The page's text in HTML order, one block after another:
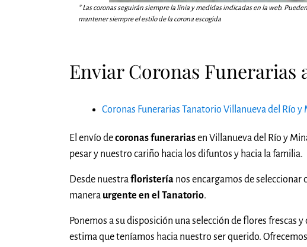
* Las coronas seguirán siempre la línia y medidas indicadas en la web.
mantener siempre el estilo de la corona escogida
Enviar Coronas Funerarias
Coronas Funerarias Tanatorio Villanueva del Río y
El envío decoronas funerariasen Villanueva del Río y
pesar y nuestro cariño hacia los difuntos y hacia la familia.
Desde nuestrafloristería nos encargamos de
manera urgente en el Tanatorio.
Ponemos a su disposición una selección de flores frescas
estima que teníamos hacia nuestro ser querido.